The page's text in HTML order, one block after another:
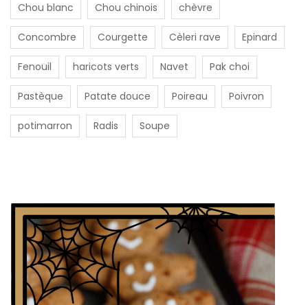
Chou blanc Chou chinois chèvre
Concombre Courgette Cèleri rave Epinard
Fenouil haricots verts Navet Pak choi
Pastèque Patate douce Poireau Poivron
potimarron Radis Soupe